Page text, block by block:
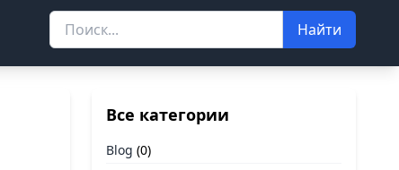
Найти
Все категории
Blog (0)